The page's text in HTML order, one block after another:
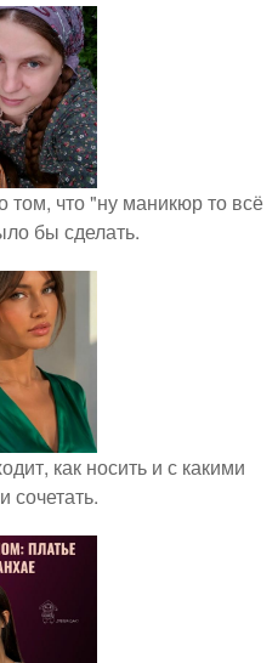
том, что "ну маникюр то всё
бы сделать.
как носить и с какими
сочетать.